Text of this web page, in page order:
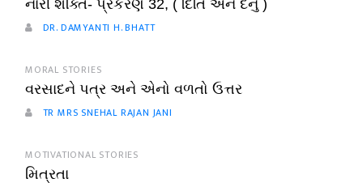
નારી શક્તિ- પ્રકરણ 32, ( દિતિ અને દનુ )
DR. DAMYANTI H. BHATT
MORAL STORIES
વરસાદને પત્ર અને એનો વળતો ઉત્તર
TR MRS SNEHAL RAJAN JANI
MOTIVATIONAL STORIES
મિત્રતા